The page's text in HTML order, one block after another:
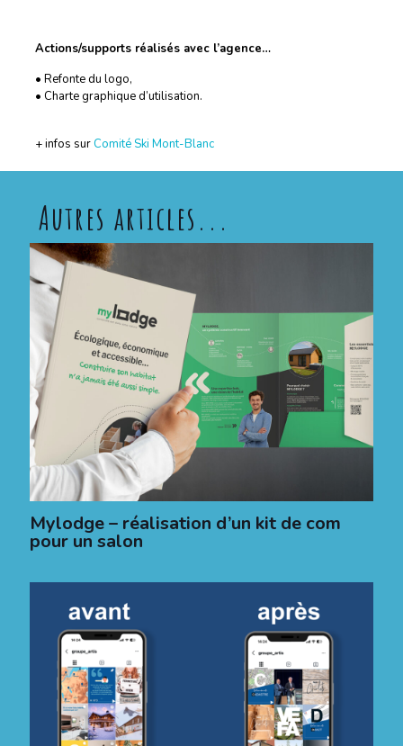
Actions/supports réalisés avec l’agence…
• Refonte du logo,
• Charte graphique d’utilisation.
+ infos surComité Ski Mont-Blanc
Autres articles...
Mylodge – réalisation d’un kit de com
pour un salon